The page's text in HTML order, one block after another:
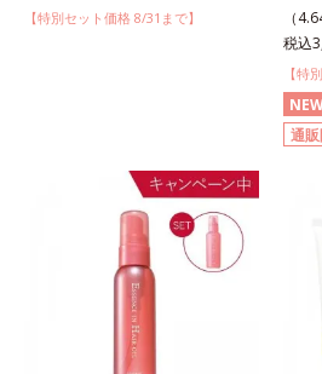
【特別セット価格 8/31まで】 （
税込
【特
通